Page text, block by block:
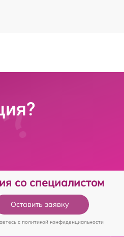
со специалистом
Оставить заявку
c политикой конфиденциальности